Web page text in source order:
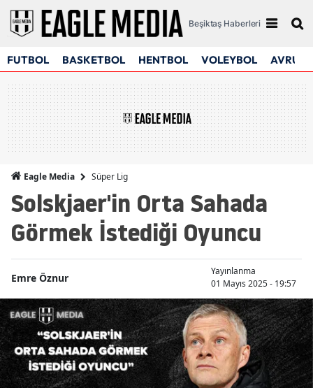
Beşiktaş Haberleri
FUTBOL BASKETBOL HENTBOL VOLEYBOL
Eagle Media Süper Lig
Solskjaer'in Orta Sahada
Görmek İstediği Oyuncu
Emre Öznur
Yayınlanma
01 Mayıs 2025 - 19:57